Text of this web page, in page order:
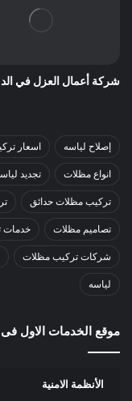
شركة أعمال العزل في
إصلاح لياسه اسعار
انواع مظلات تجديد
تركيب مظلات حدائق
تصاميم مظلات خدمات
شركات تركيب مظلات
لياسه
موقع الخدمات الاول فى
الأنظمة الامنية